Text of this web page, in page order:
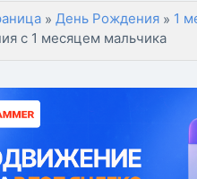
» День Рождения » 1
с 1 месяцем мальчика